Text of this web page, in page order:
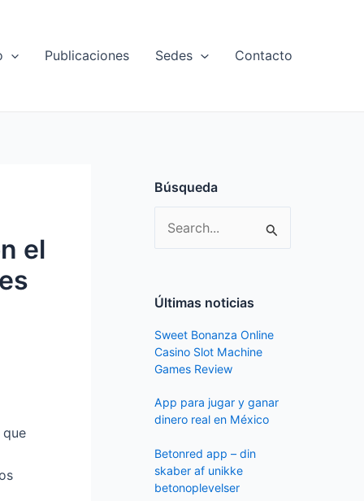
Publicaciones Sedes Contacto
el
Búsqueda
r
h
f
Últimas noticias
Sweet Bonanza Online
Casino Slot Machine
Games Review
App para jugar y ganar
dinero real en México
Betonred app – din
skaber af unikke
betonoplevelser